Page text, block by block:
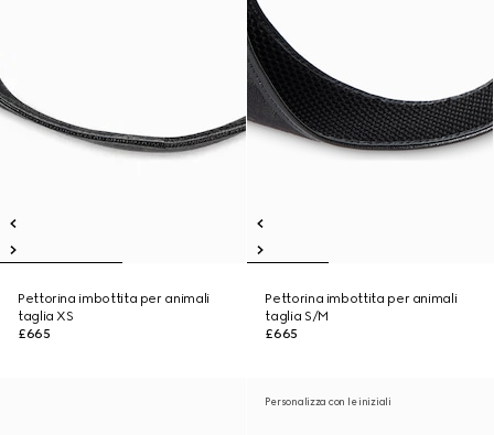
Pettorina imbottita per animali
taglia XS
£665
Pettorina imbottita per animali
taglia S/M
£665
Personalizza con le iniziali